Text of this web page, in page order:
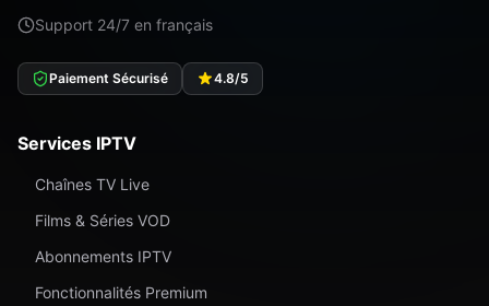
Support 24/7 en français
Paiement Sécurisé 4.8/5
Services IPTV
Chaînes TV Live
Films & Séries VOD
Abonnements IPTV
Fonctionnalités Premium